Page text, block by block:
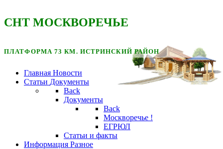
CНТ МОСКВОРЕЧЬЕ
ПЛАТФОРМА 73 КМ. ИСТРИНСКИЙ РАЙОН
Главная Новости
Статьи Документы
Back
Документы
Back
Москворечье !
ЕГРЮЛ
Статьи и факты
Информация Разное